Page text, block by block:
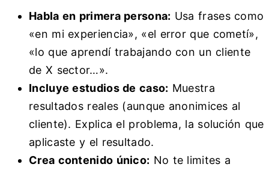
Habla en primera persona: Usa frases como
«en mi experiencia», «el error que cometí»,
«lo que aprendí trabajando con un cliente
de X sector…».
Incluye estudios de caso: Muestra
resultados reales (aunque anonimices al
cliente). Explica el problema, la solución que
aplicaste y el resultado.
Crea contenido único: No te limites a